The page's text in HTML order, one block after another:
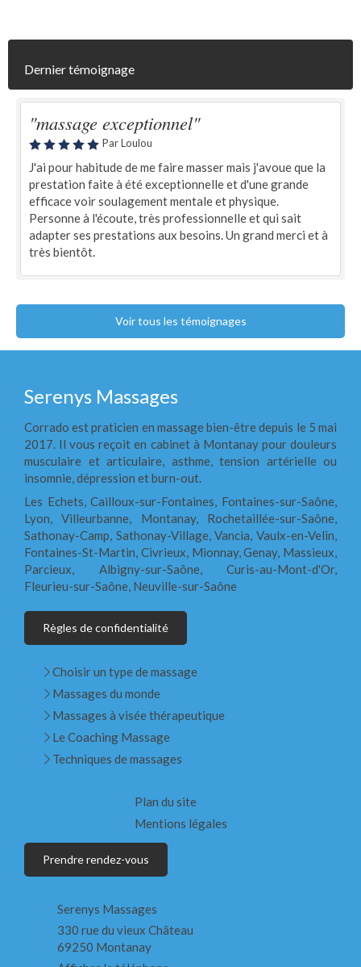
Dernier témoignage
"massage exceptionnel"
Par Loulou
J'ai pour habitude de me faire masser mais j'avoue que la
prestation faite à été exceptionnelle et d'une grande
efficace voir soulagement mentale et physique.
Personne à l'écoute, très professionnelle et qui sait
adapter ses prestations aux besoins. Un grand merci et à
très bientôt.
Voir tous les témoignages
Serenys Massages
Corrado est praticien en massage bien-être depuis le 5 mai
2017. Il vous reçoit en cabinet à Montanay pour douleurs
musculaire et articulaire, asthme, tension artérielle ou
insomnie, dépression et burn-out.
Les Echets, Cailloux-sur-Fontaines, Fontaines-sur-Saône,
Lyon, Villeurbanne, Montanay, Rochetaillée-sur-Saône,
Sathonay-Camp, Sathonay-Village, Vancia, Vaulx-en-Velin,
Fontaines-St-Martin, Civrieux, Mionnay, Genay, Massieux,
Parcieux, Albigny-sur-Saône, Curis-au-Mont-d'Or,
Fleurieu-sur-Saône, Neuville-sur-Saône
Règles de confidentialité
Choisir un type de massage
Massages du monde
Massages à visée thérapeutique
Le Coaching Massage
Techniques de massages
Plan du site
Mentions légales
Prendre rendez-vous
Serenys Massages
330 rue du vieux Château
69250 Montanay